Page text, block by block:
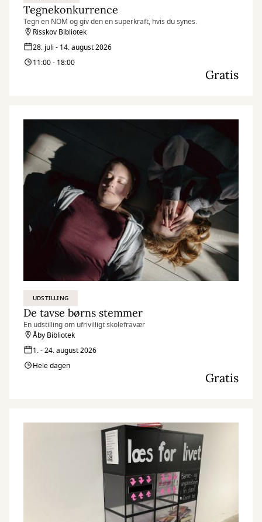
Tegnekonkurrence
Tegn en NOM og giv den en superkraft, hvis du synes.
Risskov Bibliotek
28. juli - 14. august 2026
11:00 - 18:00
Gratis
UDSTILLING
De tavse børns stemmer
En udstilling om ufrivilligt skolefravær
Åby Bibliotek
1. - 24. august 2026
Hele dagen
Gratis